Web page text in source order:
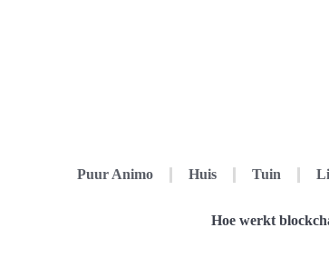
Puur Animo Huis Tuin
Hoe werkt